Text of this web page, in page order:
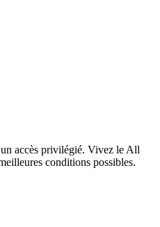
accès privilégié. Vivez le All
conditions possibles.